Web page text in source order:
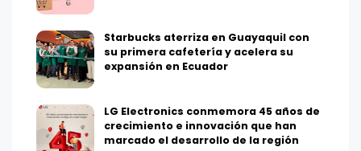
Starbucks aterriza en Guayaquil con
su primera cafetería y acelera su
expansión en Ecuador
LG Electronics conmemora 45 años de
crecimiento e innovación que han
marcado el desarrollo de la región